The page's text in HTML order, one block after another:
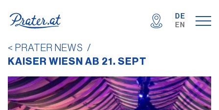
DE
EN
< PRATER NEWS /
KAISER WIESN AB 21. SEPT